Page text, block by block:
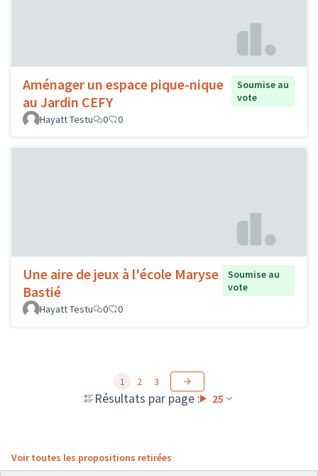
Aménager un espace pique-nique
au Jardin CEFY
Soumise au
vote
Hayatt Testu
0 0
Une aire de jeux à l'école Maryse
Bastié
Soumise au
vote
Hayatt Testu
0 0
Résultats par page : 25
1 2 3
Voir toutes les propositions retirées